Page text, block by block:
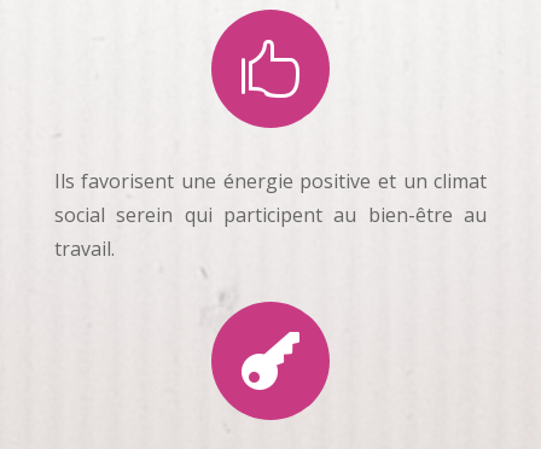

Ils favorisent une énergie positive et un climat
social serein qui participent au bien-être au
travail.
